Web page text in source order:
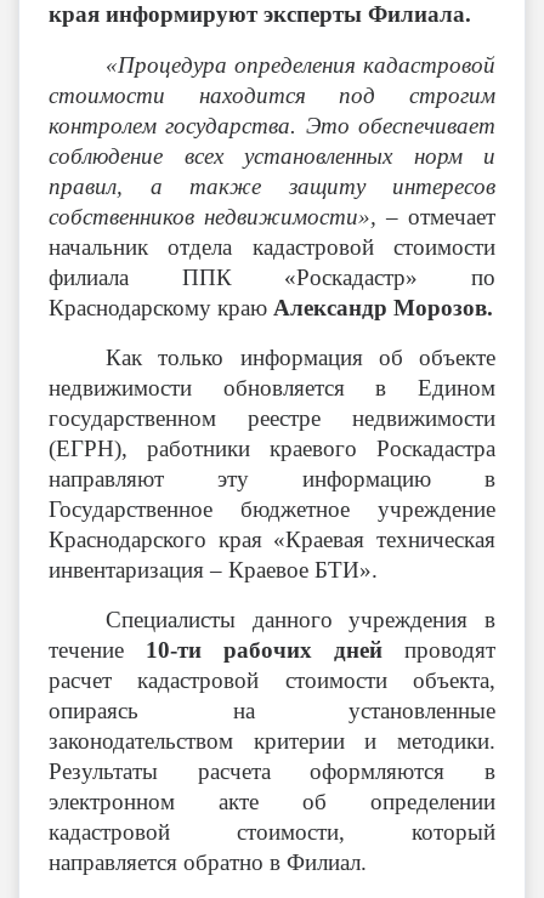
края информируют эксперты Филиала.
«Процедура определения кадастровой
стоимости находится под строгим
контролем государства. Это обеспечивает
соблюдение всех установленных норм и
правил, а также защиту интересов
собственников недвижимости»,– отмечает
начальник отдела кадастровой стоимости
филиала ППК «Роскадастр» по
Краснодарскому краю Александр Морозов.
Как только информация об объекте
недвижимости обновляется в Едином
государственном реестре недвижимости
(ЕГРН), работники краевого Роскадастра
направляют эту информацию в
Государственное бюджетное учреждение
Краснодарского края «Краевая техническая
инвентаризация – Краевое БТИ».
Специалисты данного учреждения в
течение 10-ти рабочих дней проводят
расчет кадастровой стоимости объекта,
опираясь на установленные
законодательством критерии и методики.
Результаты расчета оформляются в
электронном акте об определении
кадастровой стоимости, который
направляется обратно в Филиал.